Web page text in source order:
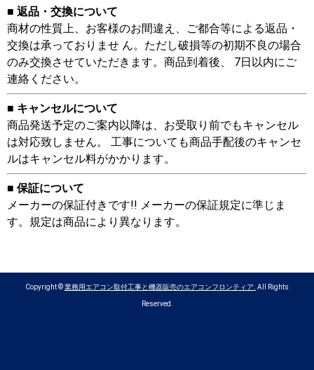
■ 返品・交換について
商材の性質上、お客様のお間違え、ご都合等による返品・
交換は承っておりませ ん。ただし破損等の初期不良の場合
のみ交換させていただきます。商品到着後、 7日以内にご
連絡ください。
■ キャンセルについて
商品発送予定のご案内以降は、お受取り前でもキャンセル
は対応致しません。 工事についても商品手配後のキャンセ
ルはキャンセル料がかかります。
■ 保証について
メーカーの保証付きです!! メーカーの保証規定に準じま
す。規定は商品により異なります。
Copyright ©業務用エアコン取付工事と機器販売のエアコンフロンティア. All Rights
Reserved.